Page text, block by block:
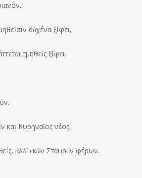
αὐχένα ξίφει,
τμηθεὶς ξίφει.
καὶ Κυρηναῖος νέος,
ἀλλ’ ἑκὼν Σταυρὸν φέρων.